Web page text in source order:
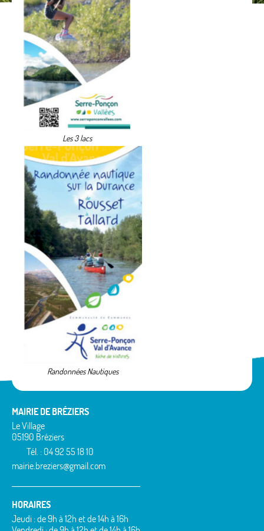
Les 3 lacs
Randonnées Nautiques
MAIRIE DE BRÉZIERS
Le Village
05190 Bréziers
Tél. : 04 92 55 18 10
mairie.breziers@gmail.com
HORAIRES
Jeudi : de 9h à 12h et de 14h à 16h